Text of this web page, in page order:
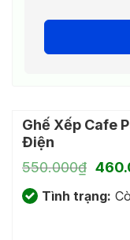
Ghế Xếp Cafe
Điện
550.000₫ Giá
là:
Tình trạng: